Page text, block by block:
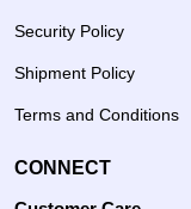
Security Policy
Shipment Policy
Terms and Conditions
CONNECT